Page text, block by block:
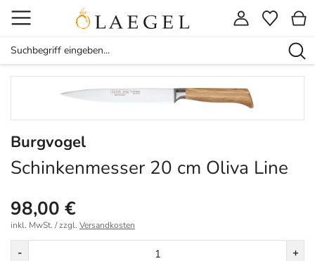
Burgvogel
Schinkenmesser 20 cm Oliva Line
98,00 €
inkl. MwSt. / zzgl. Versandkosten
- +